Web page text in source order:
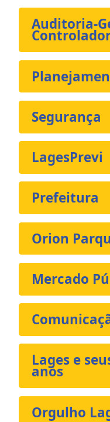
Auditoria-
Segurança
LagesPrevi
Prefeitura
Orion
Mercado
Lages e
anos
Orgulho